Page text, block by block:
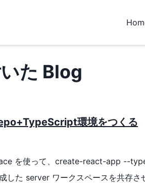
た Blog
環境をつくる
を使って、create-react-app --
した server ワークスペースを共存さ